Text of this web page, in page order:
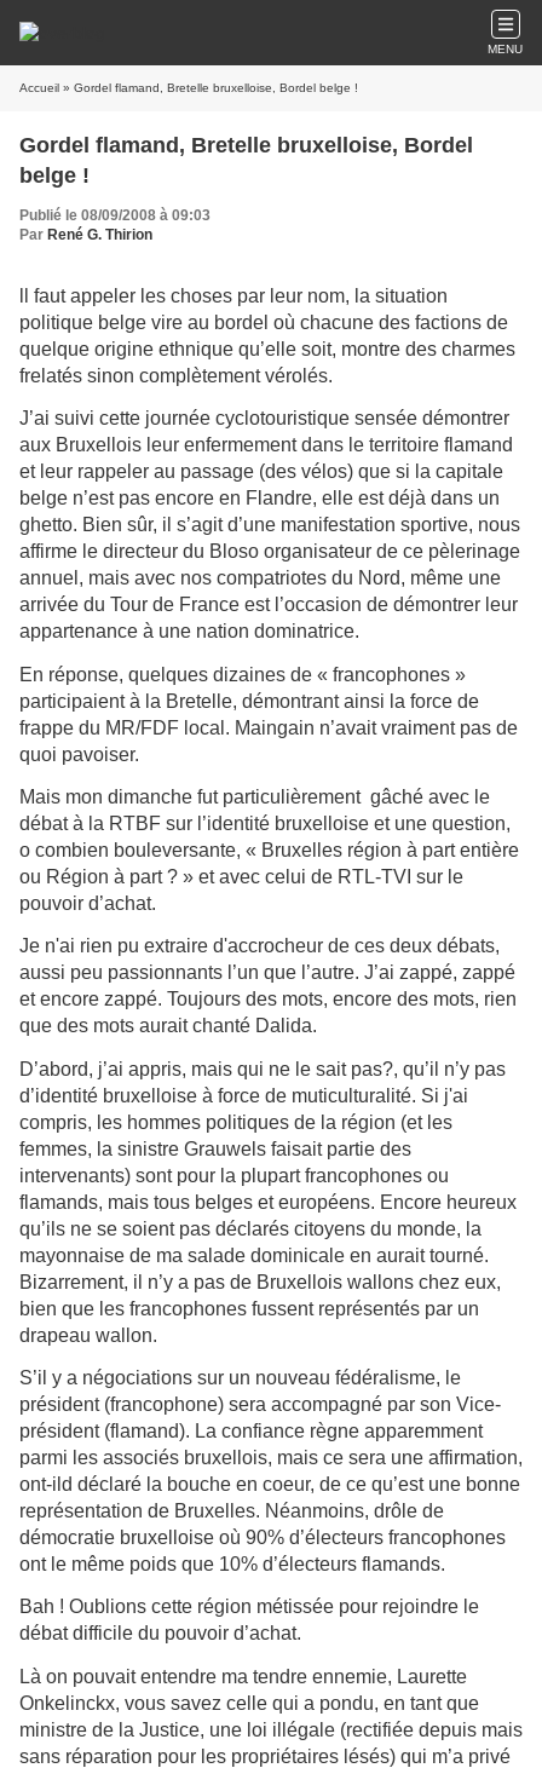
MENU
Accueil » Gordel flamand, Bretelle bruxelloise, Bordel belge !
Gordel flamand, Bretelle bruxelloise, Bordel
belge !
Publié le 08/09/2008 à 09:03
Par René G. Thirion
ll faut appeler les choses par leur nom, la situation
politique belge vire au bordel où chacune des factions de
quelque origine ethnique qu’elle soit, montre des charmes
frelatés sinon complètement vérolés.
J’ai suivi cette journée cyclotouristique sensée démontrer
aux Bruxellois leur enfermement dans le territoire flamand
et leur rappeler au passage (des vélos) que si la capitale
belge n’est pas encore en Flandre, elle est déjà dans un
ghetto. Bien sûr, il s’agit d’une manifestation sportive, nous
affirme le directeur du Bloso organisateur de ce pèlerinage
annuel, mais avec nos compatriotes du Nord, même une
arrivée du Tour de France est l’occasion de démontrer leur
appartenance à une nation dominatrice.
En réponse, quelques dizaines de « francophones »
participaient à la Bretelle, démontrant ainsi la force de
frappe du MR/FDF local. Maingain n’avait vraiment pas de
quoi pavoiser.
Mais mon dimanche fut particulièrementgâché avec le
débat à la RTBF sur l’identité bruxelloise et une question,
o combien bouleversante, « Bruxelles région à part entière
ou Région à part ? » et avec celui de RTL-TVI sur le
pouvoir d’achat.
Je n'ai rien pu extraire d'accrocheur de ces deux débats,
aussi peu passionnants l’un que l’autre. J’ai zappé, zappé
et encore zappé. Toujours des mots, encore des mots, rien
que des mots aurait chanté Dalida.
D’abord, j’ai appris, mais qui ne le sait pas?, qu’il n’y pas
d’identité bruxelloise à force de muticulturalité. Si j'ai
compris, les hommes politiques de la région (et les
femmes, la sinistre Grauwels faisait partie des
intervenants) sont pour la plupart francophones ou
flamands, mais tous belges et européens. Encore heureux
qu’ils ne se soient pas déclarés citoyens du monde, la
mayonnaise de ma salade dominicale en aurait tourné.
Bizarrement, il n’y a pas de Bruxellois wallons chez eux,
bien que les francophones fussent représentés par un
drapeau wallon.
S’il y a négociations sur un nouveau fédéralisme, le
président (francophone) sera accompagné par son Vice-
président (flamand). La confiance règne apparemment
parmi les associés bruxellois, mais ce sera une affirmation,
ont-ild déclaré la bouche en coeur, de ce qu’est une bonne
représentation de Bruxelles. Néanmoins, drôle de
démocratie bruxelloise où 90% d’électeurs francophones
ont le même poids que 10% d’électeurs flamands.
Bah ! Oublions cette région métissée pour rejoindre le
débat difficile du pouvoir d’achat.
Là on pouvait entendre ma tendre ennemie, Laurette
Onkelinckx, vous savez celle qui a pondu, en tant que
ministre de la Justice, une loi illégale (rectifiée depuis mais
sans réparation pour les propriétaires lésés) qui m’a privé